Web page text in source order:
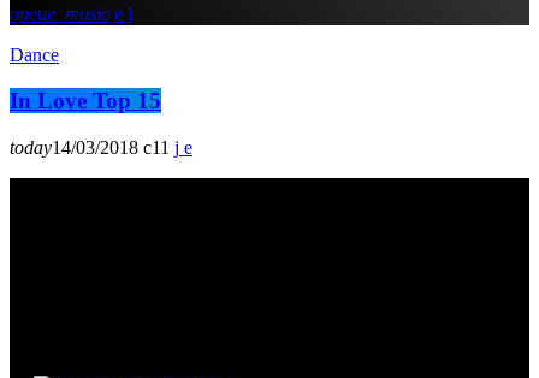
queue_music
Dance
In Love Top 15
today14/03/2018 11